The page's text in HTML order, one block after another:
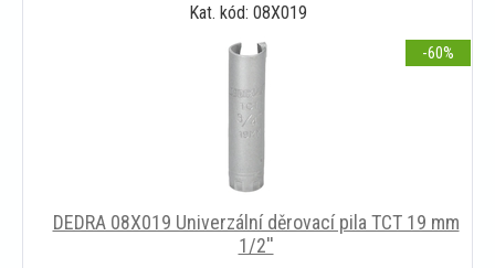
košíku
Kat. kód: 08X019
DEDRA 08X019 Univerzální děrovací pila TCT 19 mm
1/2''
-60